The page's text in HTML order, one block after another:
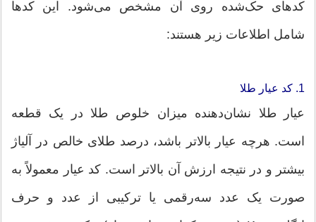
کدهای حک‌شده روی آن مشخص می‌شود. این کدها
شامل اطلاعات زیر هستند:
1. کد عیار طلا
عیار طلا نشان‌دهنده میزان خلوص طلا در یک قطعه
است. هرچه عیار بالاتر باشد، درصد طلای خالص در آلیاژ
بیشتر و در نتیجه ارزش آن بالاتر است. کد عیار معمولاً به
صورت یک عدد سه‌رقمی یا ترکیبی از عدد و حرف